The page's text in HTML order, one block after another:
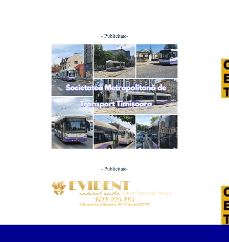
- Publicitate-
- Publicitate-